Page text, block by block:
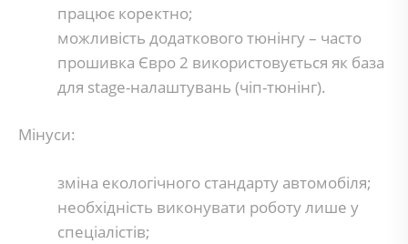
працює коректно;
можливість додаткового тюнінгу – часто
прошивка Євро 2 використовується як база
для stage-налаштувань (чіп-тюнінг).
Мінуси:
зміна екологічного стандарту автомобіля;
необхідність виконувати роботу лише у
спеціалістів;